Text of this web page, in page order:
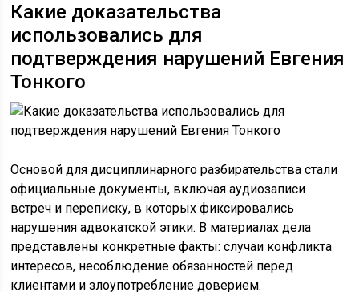
Какие доказательства
использовались для
подтверждения нарушений Евгения
Тонкого
Основой для дисциплинарного разбирательства стали
официальные документы, включая аудиозаписи
встреч и переписку, в которых фиксировались
нарушения адвокатской этики. В материалах дела
представлены конкретные факты: случаи конфликта
интересов, несоблюдение обязанностей перед
клиентами и злоупотребление доверием.